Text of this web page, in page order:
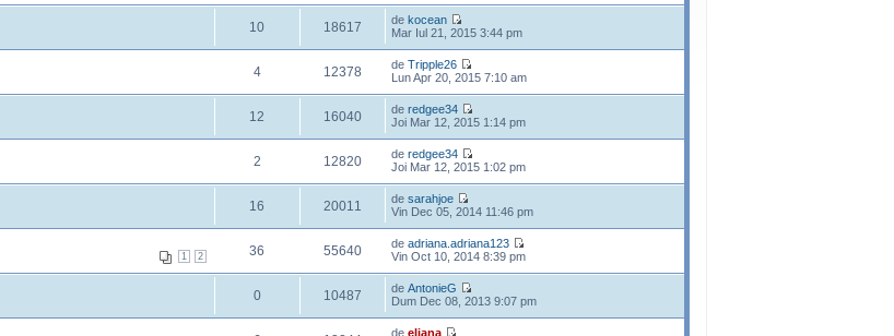
10 18617 de kocean
Mar Iul 21, 2015 3:44 pm
4 12378 de Tripple26
Lun Apr 20, 2015 7:10 am
12 16040 de redgee34
Joi Mar 12, 2015 1:14 pm
2 12820 de redgee34
Joi Mar 12, 2015 1:02 pm
16 20011 de sarahjoe
Vin Dec 05, 2014 11:46 pm
1 2 36 55640 de adriana.adriana123
Vin Oct 10, 2014 8:39 pm
0 10487 de AntonieG
Dum Dec 08, 2013 9:07 pm
de eliana